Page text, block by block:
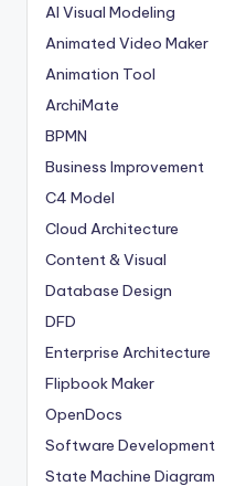
AI Visual Modeling
Animated Video Maker
Animation Tool
ArchiMate
BPMN
Business Improvement
C4 Model
Cloud Architecture
Content & Visual
Database Design
DFD
Enterprise Architecture
Flipbook Maker
OpenDocs
Software Development
State Machine Diagram